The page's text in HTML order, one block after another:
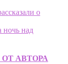
о
ночь над
АВТОРА